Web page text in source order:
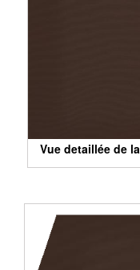
Vue detaillée de